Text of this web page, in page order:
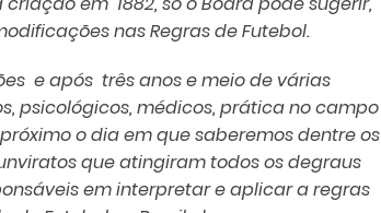
nas Regras de Futebol.
e após três anos e meio de várias
psicológicos, médicos, prática no campo
o dia em que saberemos dentre os
que atingiram todos os degraus
em interpretar e aplicar a regras